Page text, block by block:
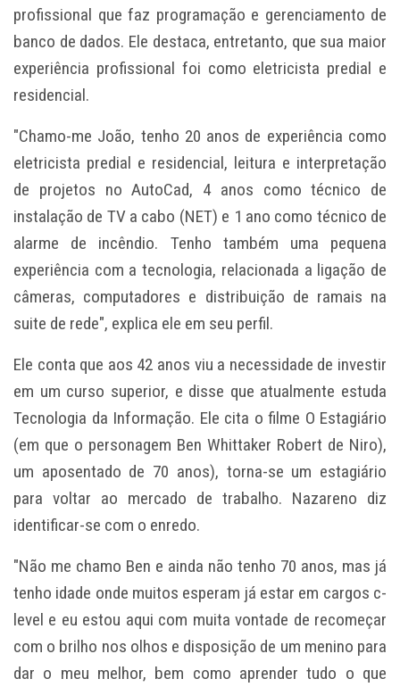
profissional que faz programação e gerenciamento de
banco de dados. Ele destaca, entretanto, que sua maior
experiência profissional foi como eletricista predial e
residencial.
"Chamo-me João, tenho 20 anos de experiência como
eletricista predial e residencial, leitura e interpretação
de projetos no AutoCad, 4 anos como técnico de
instalação de TV a cabo (NET) e 1 ano como técnico de
alarme de incêndio. Tenho também uma pequena
experiência com a tecnologia, relacionada a ligação de
câmeras, computadores e distribuição de ramais na
suite de rede", explica ele em seu perfil.
Ele conta que aos 42 anos viu a necessidade de investir
em um curso superior, e disse que atualmente estuda
Tecnologia da Informação. Ele cita o filme O Estagiário
(em que o personagem Ben Whittaker Robert de Niro),
um aposentado de 70 anos), torna-se um estagiário
para voltar ao mercado de trabalho. Nazareno diz
identificar-se com o enredo.
"Não me chamo Ben e ainda não tenho 70 anos, mas já
tenho idade onde muitos esperam já estar em cargos c-
level e eu estou aqui com muita vontade de recomeçar
com o brilho nos olhos e disposição de um menino para
dar o meu melhor, bem como aprender tudo o que